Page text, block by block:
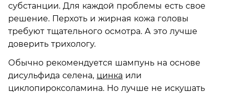
субстанции. Для каждой проблемы есть свое
решение. Перхоть и жирная кожа головы
требуют тщательного осмотра. А это лучше
доверить трихологу.
Обычно рекомендуется шампунь на основе
дисульфида селена, цинка или
циклопироксоламина. Но лучше не искушать